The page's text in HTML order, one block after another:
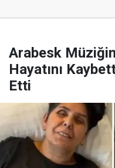
Arabesk
Hayatını
Etti